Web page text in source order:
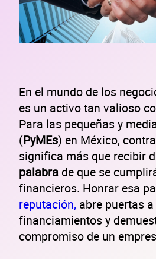
En el mundo de los
es un activo tan valioso
Para las pequeñas y
(PyMEs) en México,
significa más que recibir
palabra de que se
financieros. Honrar esa
reputación, abre puertas
financiamientos y
compromiso de un